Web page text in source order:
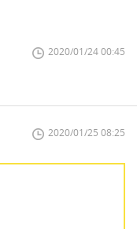
2020/01/24 00:45
2020/01/25 08:25